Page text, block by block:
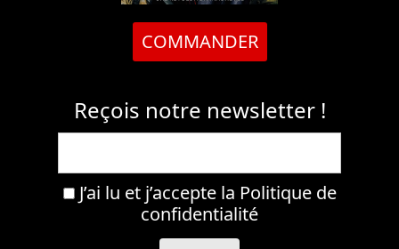
COMMANDER
Reçois notre newsletter !
J’ai lu et j’accepte la Politique de
confidentialité